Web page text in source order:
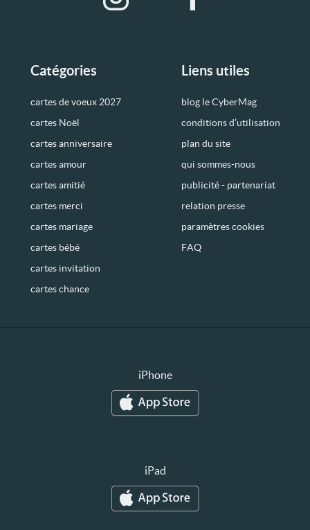
Catégories
cartes de voeux 2027
cartes Noël
cartes anniversaire
cartes amour
cartes amitié
cartes merci
cartes mariage
cartes bébé
cartes invitation
cartes chance
Liens utiles
blog le CyberMag
conditions d’utilisation
plan du site
qui sommes-nous
publicité - partenariat
relation presse
paramètres cookies
FAQ
iPhone
iPad